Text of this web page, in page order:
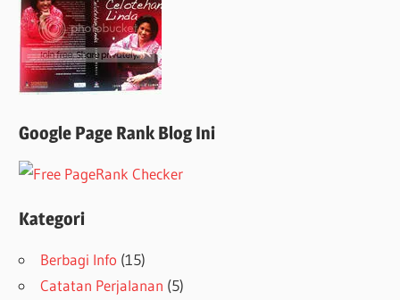
Google Page Rank Blog Ini
Kategori
Berbagi Info (15)
Catatan Perjalanan (5)